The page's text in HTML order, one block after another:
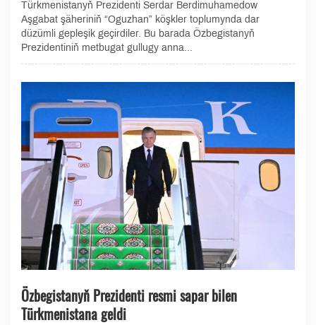
Türkmenistanyň Prezidenti Serdar Berdimuhamedow
Aşgabat şäheriniň “Oguzhan” köşkler toplumynda dar
düzümli gepleşik geçirdiler. Bu barada Özbegistanyň
Prezidentiniň metbugat gullugy anna...
Özbegistanyň Prezidenti resmi sapar bilen
Türkmenistana geldi